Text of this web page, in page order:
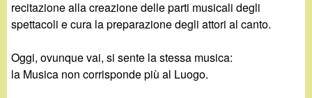
recitazione alla creazione delle parti musicali degli
spettacoli e cura la preparazione degli attori al canto.
Oggi, ovunque vai, si sente la stessa musica:
la Musica non corrisponde più al Luogo.